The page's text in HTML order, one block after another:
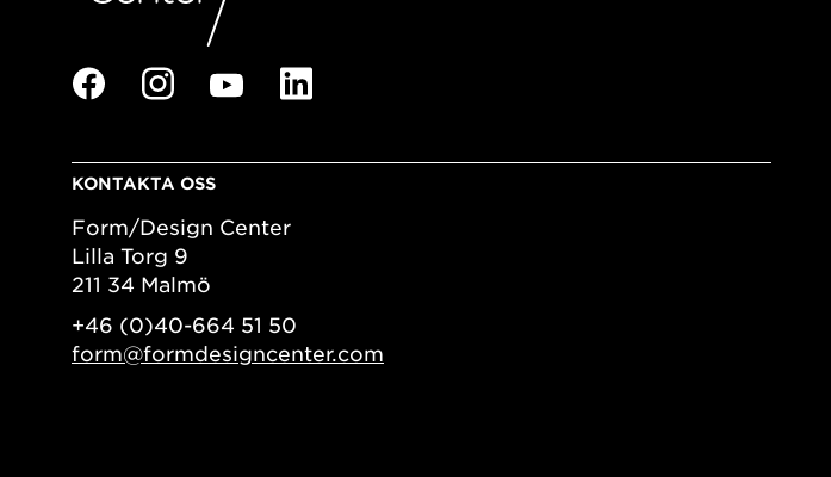
KONTAKTA OSS
Form/Design Center
Lilla Torg 9
211 34 Malmö
+46 (0)40-664 51 50
form@formdesigncenter.com